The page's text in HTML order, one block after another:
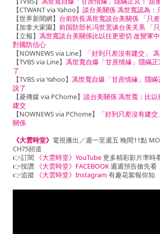
【CTWANT via Yahoo】 談台美關係 馮世寬認為：
【世界新聞網】 台前防長馮世寬談台美關係 「只差
【加拿大家園】 前国防部长冯世宽谈台美关系 「只
【立報】 馮世寬談台美關係比以往更密切 改變軍
對國防信心
【NOWNEWS via Line】
「好到只差沒有建交」
【TVBS via Line】 馮世寬自爆「甘蔗情緣」隱瞞
了
【TVBS via Yahoo】 馮世寬自爆「甘蔗情緣」隱
說了
【菱傳媒 via PChome】 談台美關係 馮世寬：比
建交
【NOWNEWS via PChome】
「好到只差沒有建
關係
《大雲時堂》 電視播出／週一至週五 晚間11點
CH75頻道
👉訂閱 《大雲時堂》YouTube更多精彩影片準時
👉按讚 《大雲時堂》FACEBOOK週週預告搶先看
👉追蹤
《大雲時堂》Instagram 有趣花絮報你知